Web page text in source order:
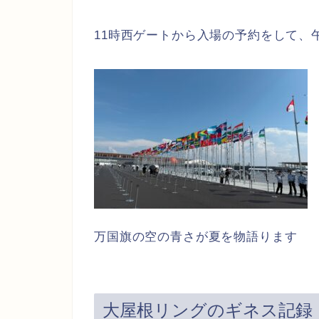
11時西ゲートから入場の予約をして、
万国旗の空の青さが夏を物語ります
大屋根リングのギネス記録